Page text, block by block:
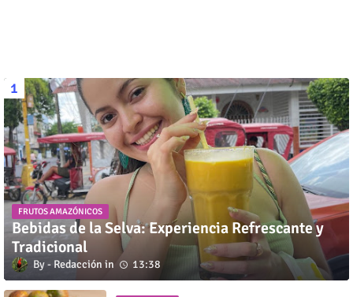
FRUTOS AMAZÓNICOS
Bebidas de la Selva: Experiencia Refrescante y
Tradicional
Redacción 13:38